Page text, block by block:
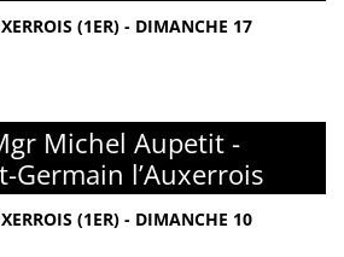
(1ER) - DIMANCHE 17
Michel Aupetit -
Germain l’Auxerrois
(1ER) - DIMANCHE 10